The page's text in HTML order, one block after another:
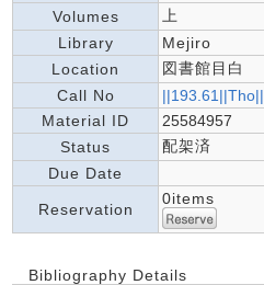
Volumes
上
Library
Mejiro
Location
図書館目白
Call No
Material ID
25584957
Status
配架済
Due Date
Reservation
0items
Bibliography Details